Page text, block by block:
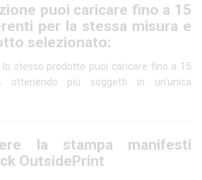
puoi caricare fino a 15
per la stessa misura e
selezionato:
stesso prodotto puoi caricare fino a 15
ottenendo più soggetti in un'unica
la stampa manifesti
OutsidePrint